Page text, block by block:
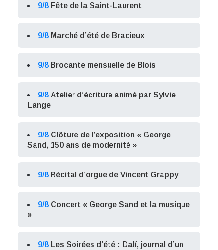
9/8 Fête de la Saint-Laurent
9/8 Marché d’été de Bracieux
9/8 Brocante mensuelle de Blois
9/8 Atelier d’écriture animé par Sylvie
Lange
9/8 Clôture de l’exposition « George
Sand, 150 ans de modernité »
9/8 Récital d’orgue de Vincent Grappy
9/8 Concert « George Sand et la musique
»
9/8 Les Soirées d’été : Dalí, journal d’un